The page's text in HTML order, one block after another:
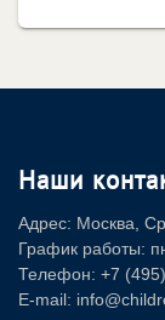
Наши
Адрес: Москва,
График работы:
Телефон: +7
E-mail: